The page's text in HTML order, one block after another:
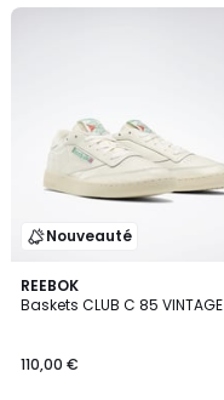
Nouveauté
REEBOK
Baskets CLUB C 85 VINTAGE
110,00 €
4,7
/ 5